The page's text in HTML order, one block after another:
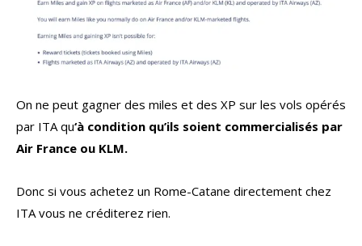
On ne peut gagner des miles et des XP sur les vols opérés
par ITA qu‘à condition qu’ils soient commercialisés par
Air France ou KLM.
Donc si vous achetez un Rome-Catane directement chez
ITA vous ne créditerez rien.